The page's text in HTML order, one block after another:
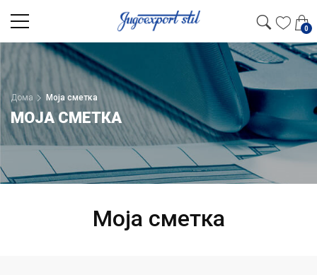
0
Дома Моја сметка
МОЈА СМЕТКА
Моја сметка